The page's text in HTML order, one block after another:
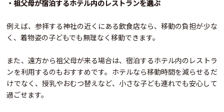
・祖父母が宿泊するホテル内のレストランを選ぶ
例えば、参拝する神社の近くにある飲食店なら、移動の負担が少な
く、着物姿の子どもでも無理なく移動できます。
また、遠方から祖父母が来る場合は、宿泊するホテル内のレストラ
ンを利用するのもおすすめです。ホテルなら移動時間を減らせるだ
けでなく、授乳やおむつ替えなど、小さな子ども連れでも安心して
過ごせます。